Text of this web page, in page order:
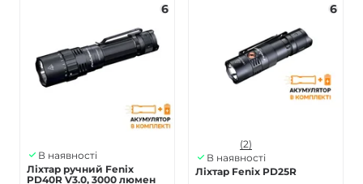
6
В наявності
Ліхтар ручний Fenix
PD40R V3.0, 3000 люмен
6
(2)
В наявності
Ліхтар Fenix PD25R